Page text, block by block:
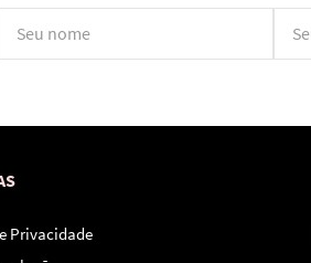
Privacidade